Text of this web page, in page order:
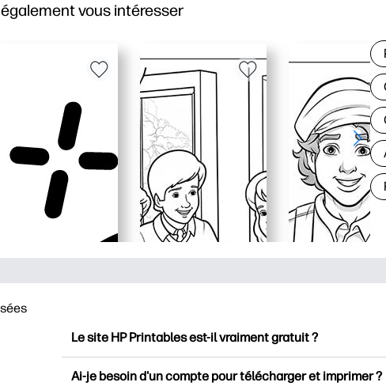
vous intéresser
Le site HP Printables est-il vraiment gratuit ?
Ai-je besoin d'un compte pour télécharger et imprimer ?